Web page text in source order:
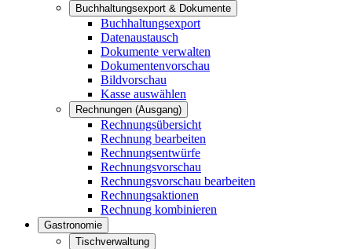
Buchhaltungsexport & Dokumente
Buchhaltungsexport
Datenaustausch
Dokumente verwalten
Dokumentenvorschau
Bildvorschau
Kasse auswählen
Rechnungen (Ausgang)
Rechnungsübersicht
Rechnung bearbeiten
Rechnungsentwürfe
Rechnungsvorschau
Rechnungsvorschau bearbeiten
Rechnungsaktionen
Rechnung kombinieren
Gastronomie
Tischverwaltung